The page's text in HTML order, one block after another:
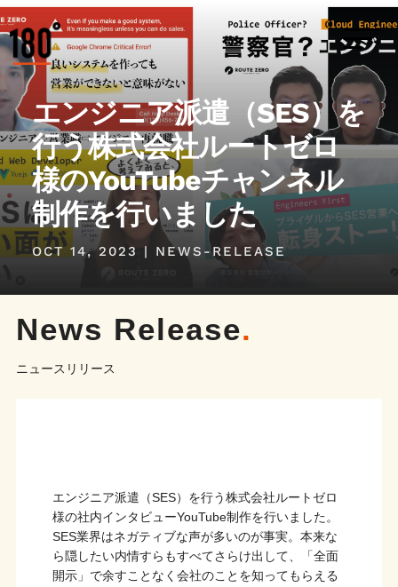
エンジニア派遣（SES）を
行う株式会社ルートゼロ
様のYouTubeチャンネル
制作を行いました
OCT 14, 2023 | NEWS-RELEASE
News Release.
ニュースリリース
エンジニア派遣（SES）を行う株式会社ルートゼロ
様の社内インタビューYouTube制作を行いました。
SES業界はネガティブな声が多いのが事実。本来な
ら隠したい内情すらもすべてさらけ出して、「全面
開示」で余すことなく会社のことを知ってもらえる